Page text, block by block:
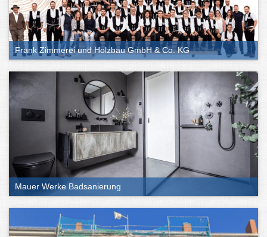
Frank Zimmerei und Holzbau GmbH & Co. KG
Mauer Werke Badsanierung